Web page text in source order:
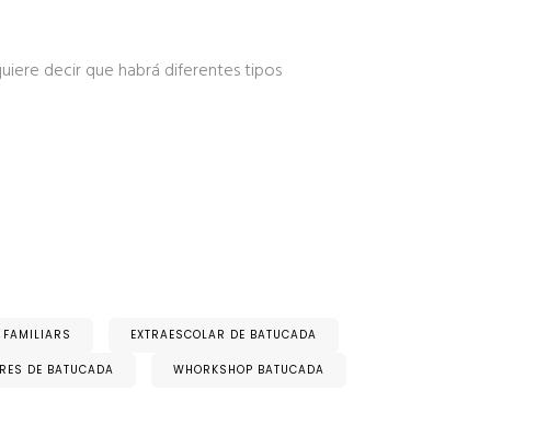
decir que habrá diferentes tipos
FAMILIARS EXTRAESCOLAR DE BATUCADA
DE BATUCADA WHORKSHOP BATUCADA